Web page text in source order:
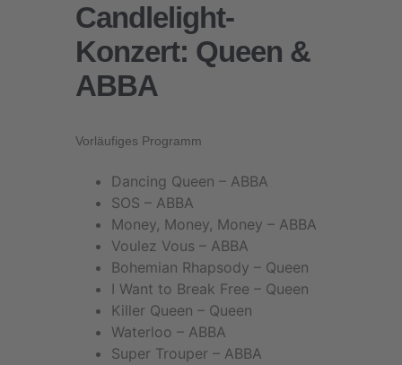
Candlelight-
Konzert: Queen &
ABBA
Vorläufiges Programm
Dancing Queen – ABBA
SOS – ABBA
Money, Money, Money – ABBA
Voulez Vous – ABBA
Bohemian Rhapsody – Queen
I Want to Break Free – Queen
Killer Queen – Queen
Waterloo – ABBA
Super Trouper – ABBA